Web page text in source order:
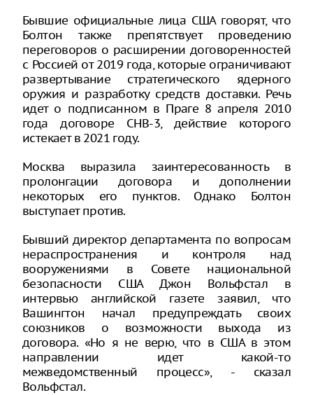
Бывшие официальные лица США говорят, что
Болтон также препятствует проведению
переговоров о расширении договоренностей
с Россией от 2019 года, которые ограничивают
развертывание стратегического ядерного
оружия и разработку средств доставки. Речь
идет о подписанном в Праге 8 апреля 2010
года договоре СНВ-3, действие которого
истекает в 2021 году.
Москва выразила заинтересованность в
пролонгации договора и дополнении
некоторых его пунктов. Однако Болтон
выступает против.
Бывший директор департамента по вопросам
нераспространения и контроля над
вооружениями в Совете национальной
безопасности США Джон Вольфстал в
интервью английской газете заявил, что
Вашингтон начал предупреждать своих
союзников о возможности выхода из
договора. «Но я не верю, что в США в этом
направлении идет какой-то
межведомственный процесс», - сказал
Вольфстал.